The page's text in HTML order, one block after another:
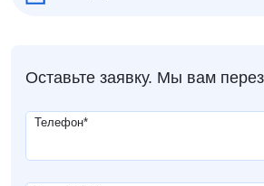
Оставьте заявку. Мы вам
Телефон*